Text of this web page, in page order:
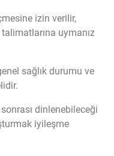
izin verilir,
uymanız
sağlık durumu ve
dinlenebileceği
iyileşme